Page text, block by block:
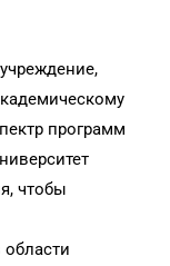
программ
чтобы